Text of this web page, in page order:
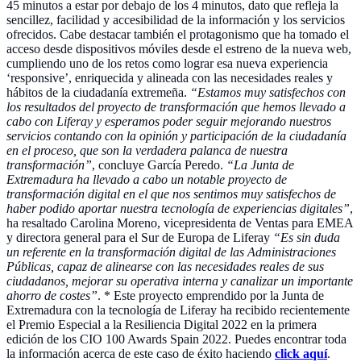
45 minutos a estar por debajo de los 4 minutos, dato que refleja la
sencillez, facilidad y accesibilidad de la información y los servicios
ofrecidos. Cabe destacar también el protagonismo que ha tomado el
acceso desde dispositivos móviles desde el estreno de la nueva web,
cumpliendo uno de los retos como lograr esa nueva experiencia
‘responsive’, enriquecida y alineada con las necesidades reales y
hábitos de la ciudadanía extremeña. “Estamos muy satisfechos con
los resultados del proyecto de transformación que hemos llevado a
cabo con Liferay y esperamos poder seguir mejorando nuestros
servicios contando con la opinión y participación de la ciudadanía
en el proceso, que son la verdadera palanca de nuestra
transformación”, concluye García Peredo. “La Junta de
Extremadura ha llevado a cabo un notable proyecto de
transformación digital en el que nos sentimos muy satisfechos de
haber podido aportar nuestra tecnología de experiencias digitales”,
ha resaltado Carolina Moreno, vicepresidenta de Ventas para EMEA
y directora general para el Sur de Europa de Liferay “Es sin duda
un referente en la transformación digital de las Administraciones
Públicas, capaz de alinearse con las necesidades reales de sus
ciudadanos, mejorar su operativa interna y canalizar un importante
ahorro de costes”. * Este proyecto emprendido por la Junta de
Extremadura con la tecnología de Liferay ha recibido recientemente
el Premio Especial a la Resiliencia Digital 2022 en la primera
edición de los CIO 100 Awards Spain 2022. Puedes encontrar toda
la información acerca de este caso de éxito haciendo click aquí.